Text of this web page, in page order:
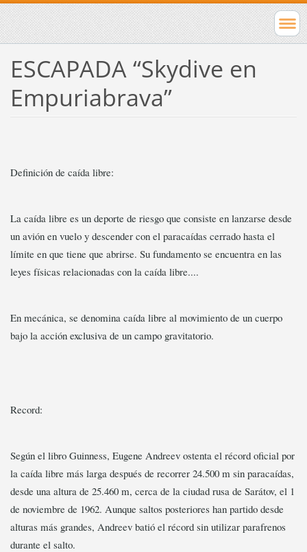
ESCAPADA “Skydive en
Empuriabrava”
Definición de caída libre:
La caída libre es un deporte de riesgo que consiste en lanzarse desde
un avión en vuelo y descender con el paracaídas cerrado hasta el
límite en que tiene que abrirse. Su fundamento se encuentra en las
leyes físicas relacionadas con la caída libre....
En mecánica, se denomina caída libre al movimiento de un cuerpo
bajo la acción exclusiva de un campo gravitatorio.
Record:
Según el libro Guinness, Eugene Andreev ostenta el récord oficial por
la caída libre más larga después de recorrer 24.500 m sin paracaídas,
desde una altura de 25.460 m, cerca de la ciudad rusa de Sarátov, el 1
de noviembre de 1962. Aunque saltos posteriores han partido desde
alturas más grandes, Andreev batió el récord sin utilizar parafrenos
durante el salto.